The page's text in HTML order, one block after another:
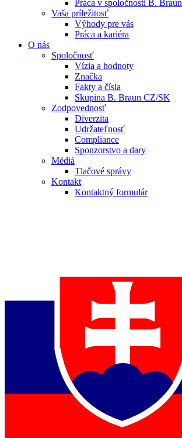
Práca v spoločnosti B. Braun
Vaša príležitosť
Výhody pre vás
Práca a kariéra
O nás
Spoločnosť
Vízia a hodnoty
Značka
Fakty a čísla
Skupina B. Braun CZ/SK
Zodpovednosť
Diverzita
Udržateľnosť
Compliance
Sponzorstvo a dary
Médiá
Tlačové správy
Kontakt
Kontaktný formulár